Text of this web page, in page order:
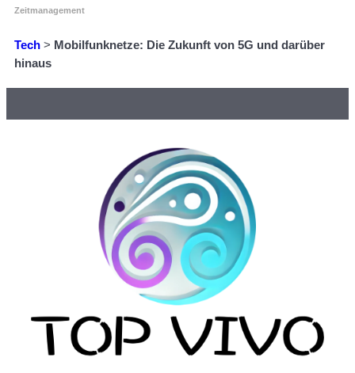
Zeitmanagement
Tech > Mobilfunknetze: Die Zukunft von 5G und darüber
hinaus